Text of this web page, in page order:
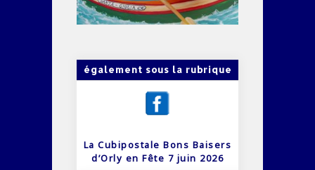
également sous la rubrique
La Cubipostale Bons Baisers
d’Orly en Fête 7 juin 2026